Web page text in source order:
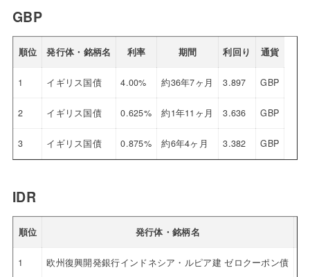
GBP
順位 発行体・銘柄名 利率 期間 利回り 通貨
1 イギリス国債 4.00% 約36年7ヶ月 3.897 GBP
2 イギリス国債 0.625% 約1年11ヶ月 3.636 GBP
3 イギリス国債 0.875% 約6年4ヶ月 3.382 GBP
IDR
順位 発行体・銘柄名
1 欧州復興開発銀行インドネシア・ルピア建 ゼロクーポン債